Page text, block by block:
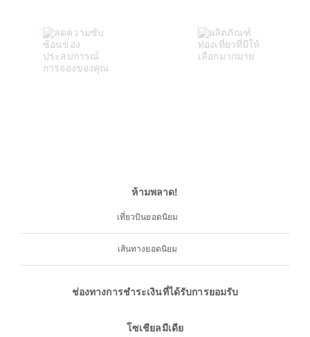
ห้ามพลาด!
เที่ยวบินยอดนิยม
เส้นทางยอดนิยม
ช่องทางการชำระเงินที่ได้รับการยอมรับ
โซเชียลมีเดีย